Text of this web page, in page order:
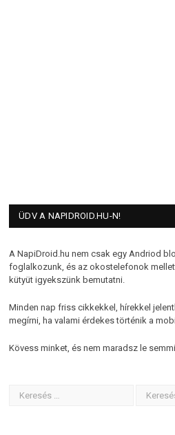
ÜDV A NAPIDROID.HU-N!
A NapiDroid.hu nem csak egy Andriod
foglalkozunk, és az okostelefonok
kütyüt igyekszünk bemutatni.
Minden nap friss cikkekkel, hírekkel
megírni, ha valami érdekes történik a
Kövess minket, és nem maradsz le